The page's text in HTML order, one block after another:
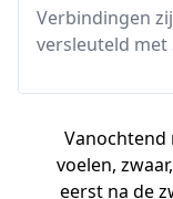
Verbindingen
versleuteld met
Vanochtend
voelen,
eerst na de